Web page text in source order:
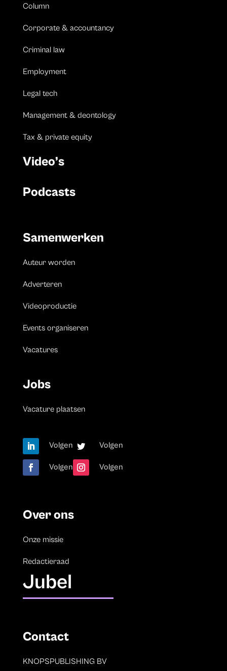
Column
Corporate & accountancy
Criminal law
Employment
Legal tech
Management & deontology
Tax & private equity
Video’s
Podcasts
Samenwerken
Auteur worden
Adverteren
Videoproductie
Events organiseren
Vacatures
Jobs
Vacature plaatsen
Volgen Volgen
Volgen Volgen
Over ons
Onze missie
Redactieraad
Jubel
Contact
KNOPSPUBLISHING BV